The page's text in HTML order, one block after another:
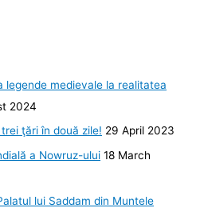
legende medievale la realitatea
2024
ţări în două zile! 29 April 2023
a Nowruz-ului 18 March
lui Saddam din Muntele